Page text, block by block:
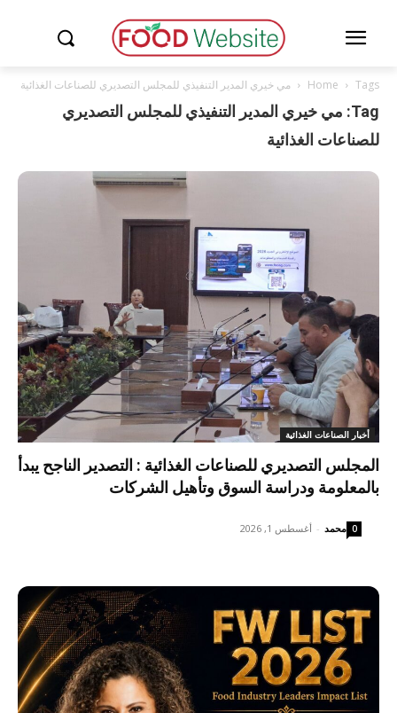
Home Tags مي خيري المدير التنفيذي للمجلس التصديري للصناعات الغذائية
Tag: مي خيري المدير التنفيذي للمجلس التصديري
للصناعات الغذائية
أخبار الصناعات الغذائية
المجلس التصديري للصناعات الغذائية : التصدير الناجح يبدأ
بالمعلومة ودراسة السوق وتأهيل الشركات
محمد - أغسطس 1, 2026 0